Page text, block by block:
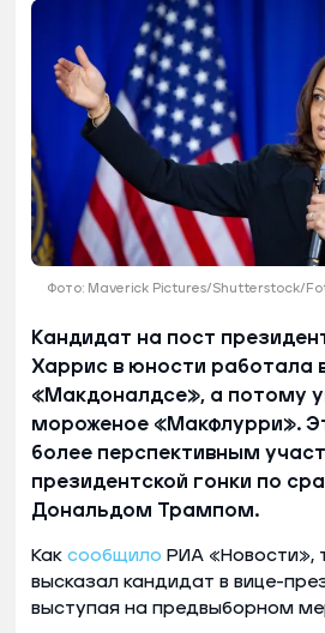
Фото: Maverick Pictures/Shutterstock/
Кандидат на пост
Харрис в юности работала
«Макдоналдсе», а потому
мороженое «Макфлурри».
более перспективным
президентской гонки по
Дональдом Трампом.
Как сообщило РИА «Новости»,
высказал кандидат в вице-
выступая на предвыборном